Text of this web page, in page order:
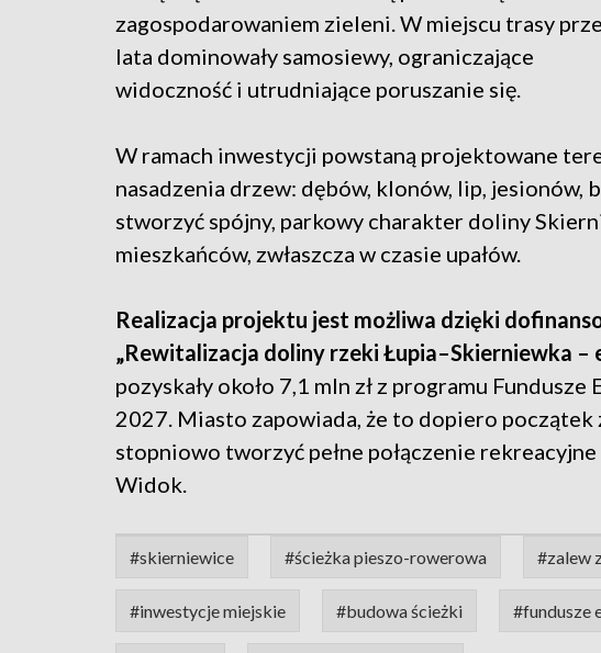
zagospodarowaniem zieleni. W miejscu trasy
lata dominowały samosiewy, ograniczające
widoczność i utrudniające poruszanie się.
W ramach inwestycji powstaną projektowane
nasadzenia drzew: dębów, klonów, lip, jesionów,
stworzyć spójny, parkowy charakter doliny
mieszkańców, zwłaszcza w czasie upałów.
Realizacja projektu jest możliwa dzięki
„Rewitalizacja doliny rzeki Łupia–Skierniewka –
pozyskały około 7,1 mln zł z programu
2027. Miasto zapowiada, że to dopiero początek
stopniowo tworzyć pełne połączenie
Widok.
#skierniewice #ścieżka pieszo-rowerowa #zalew
#inwestycje miejskie #budowa ścieżki #fundusze